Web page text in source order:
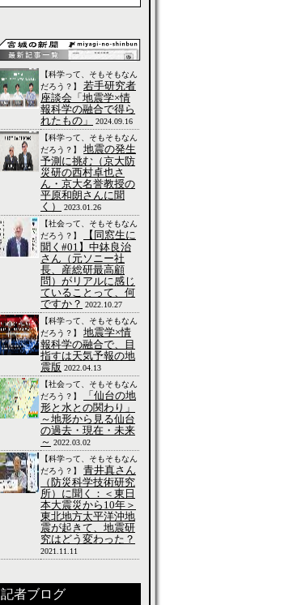
【科学って、そもそもなん
だろう？】 若手研究者
座談会「地震学×情
報科学の融合で得ら
れたもの」
2024.09.16
【科学って、そもそもなん
だろう？】 地震の発生
予測に挑む（京大防
災研の西村卓也さ
ん・京大名誉教授の
平原和朗さんに聞
く）
2023.01.26
【社会って、そもそもなん
だろう？】
【同窓生に
聞く#01】中鉢良治
さん（元ソニー社
長、産総研最高顧
問）がリアルに感じ
ていることって、何
ですか？ 2022.10.27
【科学って、そもそもなん
だろう？】 地震学×情
報科学の融合で、目
指すは天気予報の地
震版 2022.04.13
【社会って、そもそもなん
だろう？】
「仙台の地
形と水との関わり」
～地形から見る仙台
の過去・現在・未来
～ 2022.03.02
【科学って、そもそもなん
だろう？】 青井真さん
（防災科学技術研究
所）に聞く：＜東日
本大震災から10年＞
東北地方太平洋沖地
震が起きて、地震研
究はどう変わった？
2021.11.11
記者ブログ